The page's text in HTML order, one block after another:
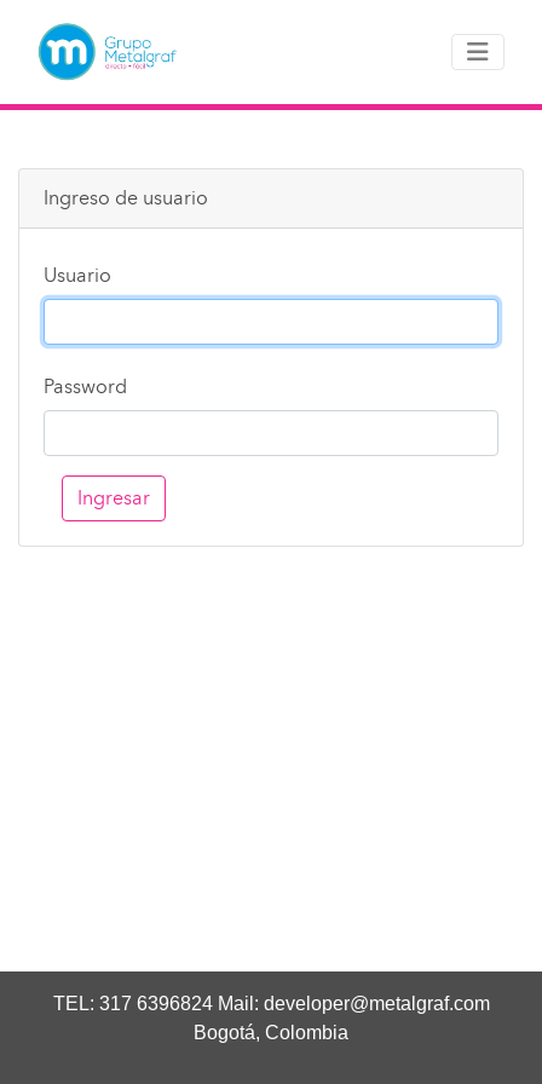
Ingreso de usuario
Usuario
Password
Ingresar
TEL: 317 6396824 Mail: developer@metalgraf.com
Bogotá, Colombia